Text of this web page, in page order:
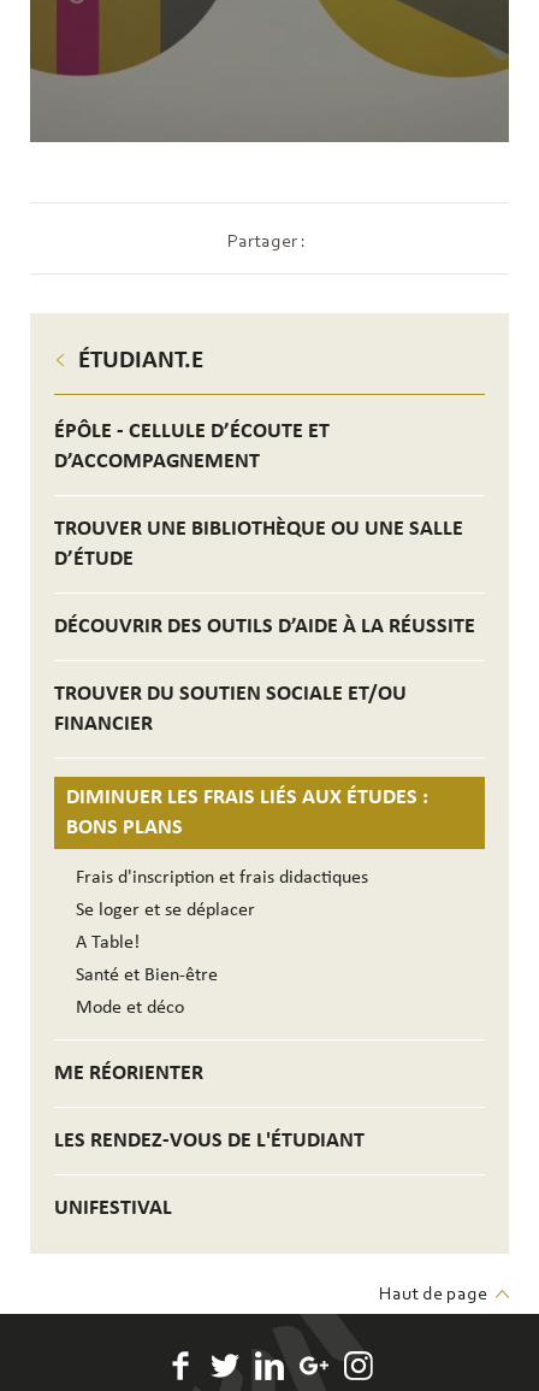
ÉTUDIANT.E
ÉPÔLE - CELLULE D’ÉCOUTE ET
D’ACCOMPAGNEMENT
TROUVER UNE BIBLIOTHÈQUE OU UNE SALLE
D’ÉTUDE
DÉCOUVRIR DES OUTILS D’AIDE À LA RÉUSSITE
TROUVER DU SOUTIEN SOCIALE ET/OU
FINANCIER
DIMINUER LES FRAIS LIÉS AUX ÉTUDES :
BONS PLANS
Frais d'inscription et frais didactiques
Se loger et se déplacer
A Table!
Santé et Bien-être
Mode et déco
ME RÉORIENTER
LES RENDEZ-VOUS DE L'ÉTUDIANT
UNIFESTIVAL
Partager :
Haut de page